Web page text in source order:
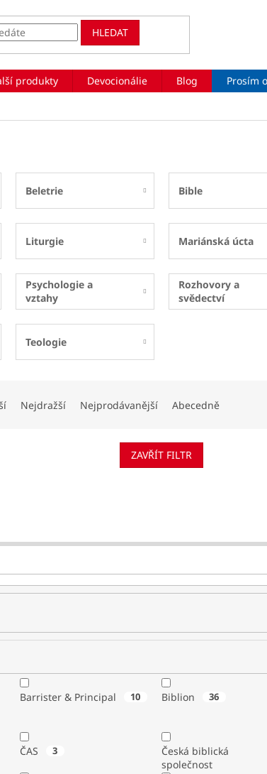
HLEDAT
produkty Devocionálie Blog Prosím
Beletrie Bible
Liturgie Mariánská úcta
Psychologie a
vztahy
Rozhovory a
svědectví
Teologie
Nejdražší Nejprodávanější Abecedně
ZAVŘÍT FILTR
Barrister & Principal 10 Biblion 36
ČAS 3
Česká biblická
společnost